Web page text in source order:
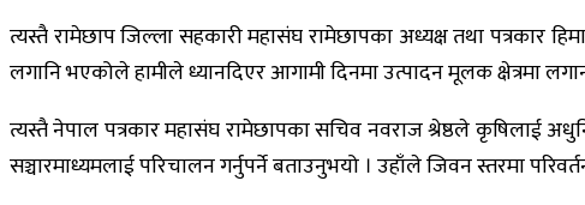
त्यस्तै रामेछाप जिल्ला सहकारी महासंघ रामेछापका अध्यक्ष तथा पत्रकार
लगानि भएकोले हामीले ध्यानदिएर आगामी दिनमा उत्पादन मूलक क्षेत्रमा
त्यस्तै नेपाल पत्रकार महासंघ रामेछापका सचिव नवराज श्रेष्ठले कृषिलाई
सञ्चारमाध्यमलाई परिचालन गर्नुपर्ने बताउनुभयो । उहाँले जिवन स्तरमा